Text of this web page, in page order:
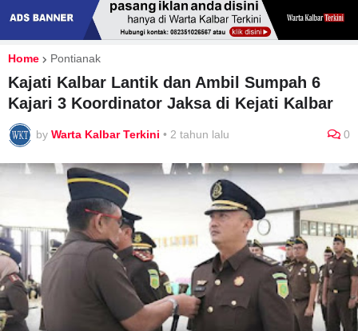
Home Pontianak
Kajati Kalbar Lantik dan Ambil Sumpah 6
Kajari 3 Koordinator Jaksa di Kejati Kalbar
by Warta Kalbar Terkini • 2 tahun lalu 0